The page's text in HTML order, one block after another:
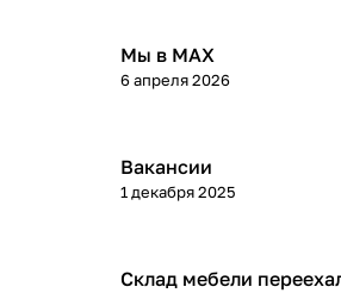
Мы в МАХ
6 апреля 2026
Вакансии
1 декабря 2025
Склад мебели